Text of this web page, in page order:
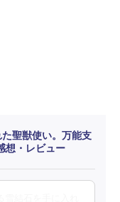
た聖獣使い。万能支
想・レビュー